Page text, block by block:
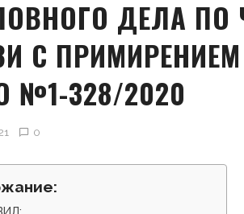
ДЕЛА ПО
С
№1-328/2020
0